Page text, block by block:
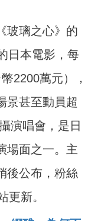
玻璃之心》的
日本電影，每
2200萬元），
景甚至動員超
演唱會，是日
場面之一。主
後公布，粉絲
更新。